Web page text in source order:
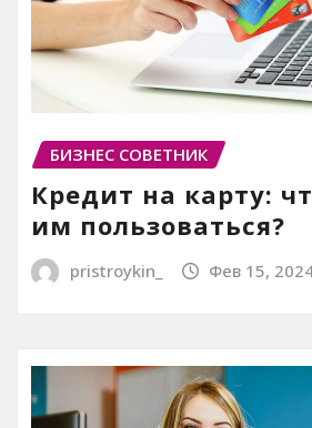
БИЗНЕС СОВЕТНИК
Кредит на карту:
им пользоваться?
pristroykin_ Фев 15,